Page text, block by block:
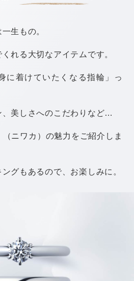
額は、ゲスト1 人あたり約7,000
ゲストの感想でも、
」
域だと言えそうです。